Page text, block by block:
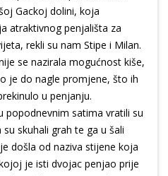
Gackoj dolini, koja
atraktivnog penjališta za
rekli su nam Stipe i Milan.
se nazirala mogućnost kiše,
je do nagle promjene, što ih
u penjanju.
popodnevnim satima vratili su
skuhali grah te ga u šali
došla od naziva stijene koja
je isti dvojac penjao prije